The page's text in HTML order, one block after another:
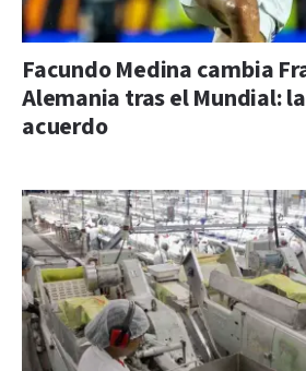
Facundo Medina cambia
Alemania tras el Mundial:
acuerdo